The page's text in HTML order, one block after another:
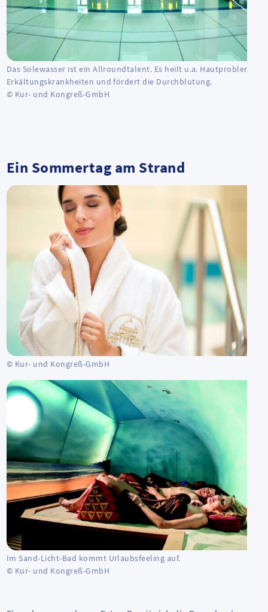
Das Solewasser ist ein Allroundtalent. Es heilt u.a. Hautprobleme,
Erkältungskrankheiten und fördert die Durchblutung.
© Kur- und Kongreß-GmbH
Ein Sommertag am Strand
© Kur- und Kongreß-GmbH
Im Sand-Licht-Bad kommt Urlaubsfeeling auf.
© Kur- und Kongreß-GmbH